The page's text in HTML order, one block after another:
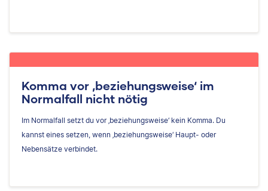
Komma vor ‚beziehungsweise‘ im
Normalfall nicht nötig
Im Normalfall setzt du vor ‚beziehungsweise‘ kein Komma. Du
kannst eines setzen, wenn ‚beziehungsweise‘ Haupt- oder
Nebensätze verbindet.